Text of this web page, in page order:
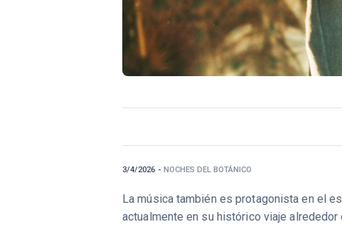
3/4/2026 - NOCHES DEL BOTÁNICO
La música también es protagonista en el
actualmente en su histórico viaje alrededor